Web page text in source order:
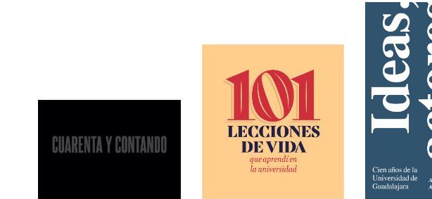
Y ACTIVIDADES DE OCIO AL AIRE LIBRE
ECONOMÍA, FINANZAS, EMPRESA Y
VIDA, AFICIONES Y OCIO FICCIÓN Y